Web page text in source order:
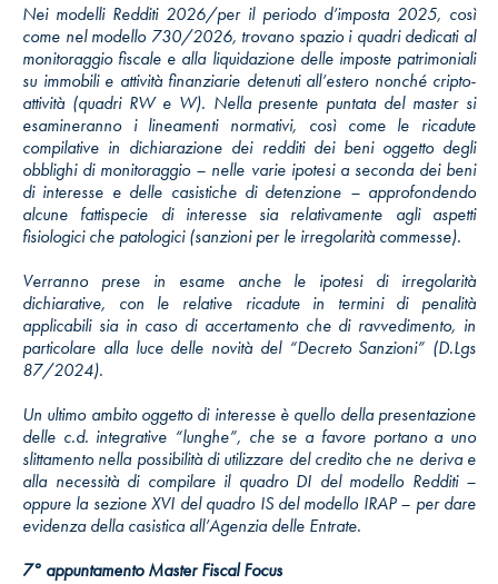
Nei modelli Redditi 2026/per il periodo d’imposta 2025, così
come nel modello 730/2026, trovano spazio i quadri dedicati al
monitoraggio fiscale e alla liquidazione delle imposte patrimoniali
su immobili e attività finanziarie detenuti all’estero nonché cripto-
attività (quadri RW e W). Nella presente puntata del master si
esamineranno i lineamenti normativi, così come le ricadute
compilative in dichiarazione dei redditi dei beni oggetto degli
obblighi di monitoraggio – nelle varie ipotesi a seconda dei beni
di interesse e delle casistiche di detenzione – approfondendo
alcune fattispecie di interesse sia relativamente agli aspetti
fisiologici che patologici (sanzioni per le irregolarità commesse).
Verranno prese in esame anche le ipotesi di irregolarità
dichiarative, con le relative ricadute in termini di penalità
applicabili sia in caso di accertamento che di ravvedimento, in
particolare alla luce delle novità del “Decreto Sanzioni” (D.Lgs
87/2024).
Un ultimo ambito oggetto di interesse è quello della presentazione
delle c.d. integrative “lunghe”, che se a favore portano a uno
slittamento nella possibilità di utilizzare del credito che ne deriva e
alla necessità di compilare il quadro DI del modello Redditi –
oppure la sezione XVI del quadro IS del modello IRAP – per dare
evidenza della casistica all’Agenzia delle Entrate.
7° appuntamento Master Fiscal Focus